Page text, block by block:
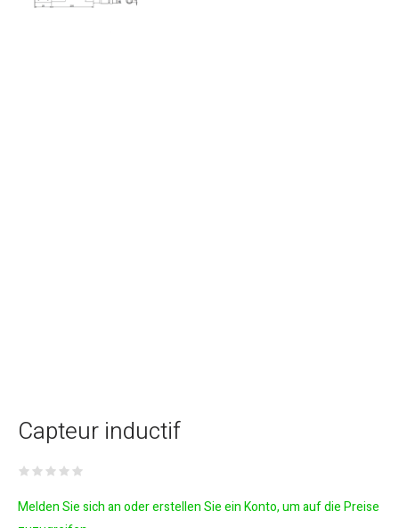
Capteur inductif
Melden Sie sich an oder erstellen Sie ein Konto, um auf die Preise